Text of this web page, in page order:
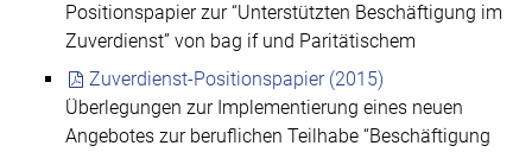
Positionspapier zur “Unterstützten Beschäftigung im
Zuverdienst” von bag if und Paritätischem
Zuverdienst-Positionspapier (2015)
Überlegungen zur Implementierung eines neuen
Angebotes zur beruflichen Teilhabe “Beschäftigung